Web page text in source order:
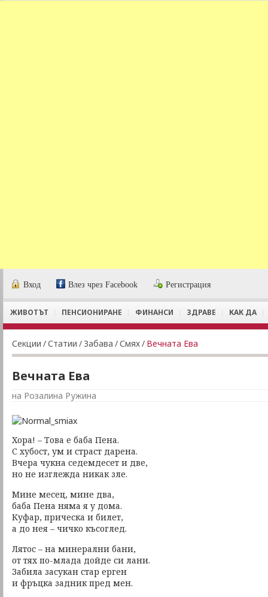
Вход Влез чрез Facebook Регистрация
ЖИВОТЪТ ПЕНСИОНИРАНЕ ФИНАНСИ ЗДРАВЕ КАК ДА
Секции /Статии / Забава /Смях/ Вечната Ева
Вечната Ева
на Розалина Ружина
Хора! – Това е баба Пена.
С хубост, ум и страст дарена.
Вчера чукна седемдесет и две,
но не изглежда никак зле.
Мине месец, мине два,
баба Пена няма я у дома.
Куфар, прическа и билет,
а до нея – чичко късоглед.
Лятос – на минерални бани,
от тях по-млада дойде си лани.
Забила засукан стар ерген
и фръцка задник пред мен.